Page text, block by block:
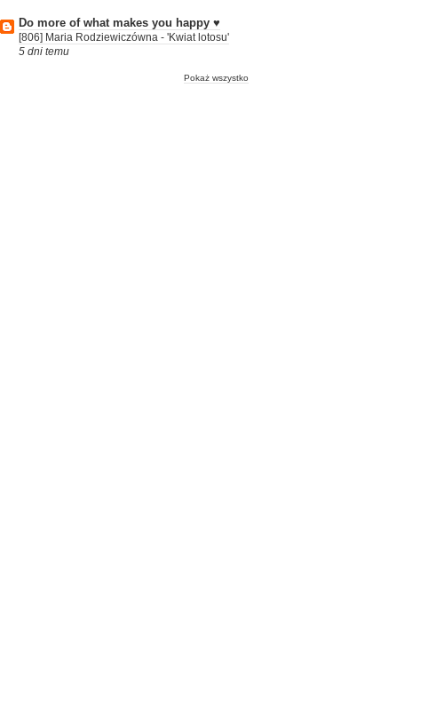
Do more of what makes you happy ♥
[806] Maria Rodziewiczówna - 'Kwiat lotosu'
5 dni temu
Pokaż wszystko